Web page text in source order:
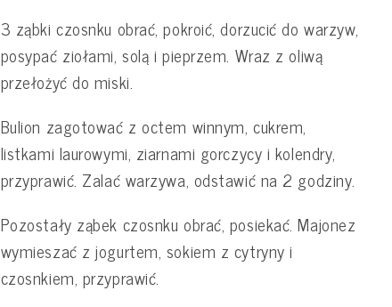
3 ząbki czosnku obrać, pokroić, dorzucić do warzyw,
posypać ziołami, solą i pieprzem. Wraz z oliwą
przełożyć do miski.
Bulion zagotować z octem winnym, cukrem,
listkami laurowymi, ziarnami gorczycy i kolendry,
przyprawić. Zalać warzywa, odstawić na 2 godziny.
Pozostały ząbek czosnku obrać, posiekać. Majonez
wymieszać z jogurtem, sokiem z cytryny i
czosnkiem, przyprawić.